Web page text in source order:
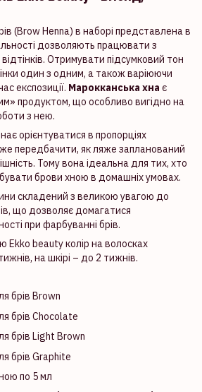
(Brow Henna) в наборі представлена в
дозволяють працювати з
Отримувати підсумковий тон
один з одним, а також варіюючи
експозиції. Марокканська хна є
продуктом, що особливо вигідно на
з нею.
орієнтуватися в пропорціях
передбачити, як ляже запланований
Тому вона ідеальна для тих, хто
брови хною в домашніх умовах.
складений з великою увагою до
що дозволяє домагатися
при фарбуванні брів.
Ekko beauty колір на волосках
на шкірі – до 2 тижнів.
брів Brown
брів Chocolate
брів Light Brown
брів Graphite
по 5 мл